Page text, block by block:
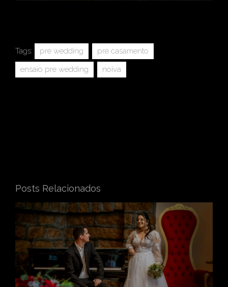
Tags: pre wedding
pre casamento
ensaio pre wedding
noiva
Posts Relacionados